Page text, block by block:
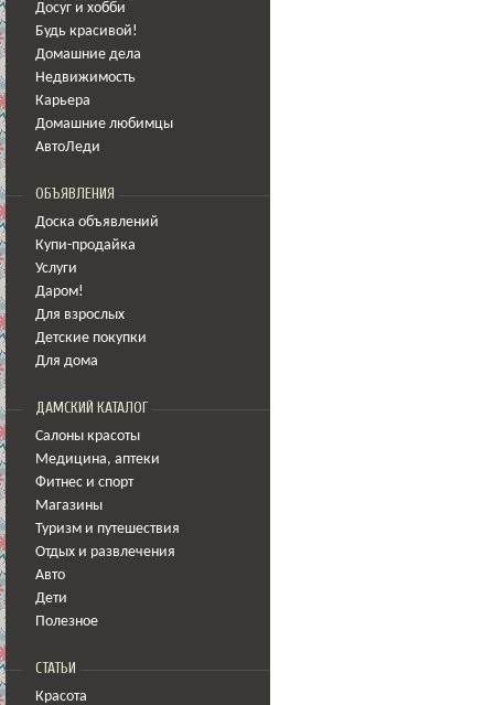
Досуг и хобби
Будь красивой!
Домашние дела
Недвижимость
Карьера
Домашние любимцы
АвтоЛеди
ОБЪЯВЛЕНИЯ
Доска объявлений
Купи-продайка
Услуги
Даром!
Для взрослых
Детские покупки
Для дома
ДАМСКИЙ КАТАЛОГ
Салоны красоты
Медицина, аптеки
Фитнес и спорт
Магазины
Туризм и путешествия
Отдых и развлечения
Авто
Дети
Полезное
СТАТЬИ
Красота